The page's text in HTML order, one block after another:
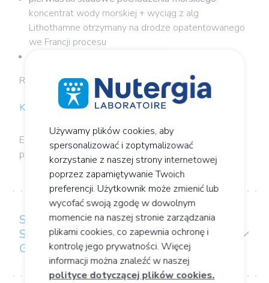
koncentrat wody morskiej + wyciąg z alg
Lithothamne otrzymany na drodze opatentowanego
we Francji procesu
Receptury, których nie znajdziesz nigdzie indziej!
Kiedy jest zalecany?
ERGYDIGEST można stosować w celu wsparcie
procesu trawienia oraz utrzymania zdrowej skóry.
SKŁADNIKI NASZYCH PRODUKTÓW
SĄ WYBIERANE WEDŁUG TRZECH
GŁÓWNYCH KRYTERIÓW:
Używamy plików cookies, aby
spersonalizować i zoptymalizować
korzystanie z naszej strony internetowej
poprzez zapamiętywanie Twoich
preferencji. Użytkownik może zmienić lub
wycofać swoją zgodę w dowolnym
momencie na naszej stronie zarządzania
plikami cookies, co zapewnia ochronę i
kontrolę jego prywatności. Więcej
informacji można znaleźć w naszej
polityce dotyczącej plików cookies.